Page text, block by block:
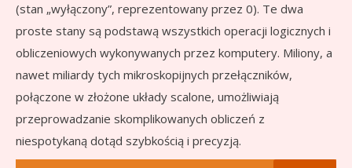
(stan „wyłączony”, reprezentowany przez 0). Te dwa
proste stany są podstawą wszystkich operacji logicznych i
obliczeniowych wykonywanych przez komputery. Miliony, a
nawet miliardy tych mikroskopijnych przełączników,
połączone w złożone układy scalone, umożliwiają
przeprowadzanie skomplikowanych obliczeń z
niespotykaną dotąd szybkością i precyzją.